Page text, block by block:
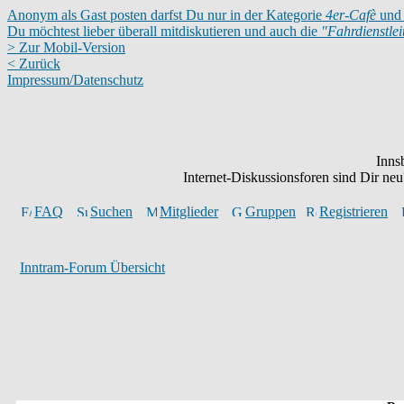
Anonym als Gast posten darfst Du nur in der Kategorie 4er-Cafè und
Du möchtest lieber überall mitdiskutieren und auch die
> Zur Mobil-Version
< Zurück
Impressum/Datenschutz
Internet-Diskussionsforen sind Dir
FAQ Suchen Mitglieder Gruppen Registrieren
Inntram-Forum Übersicht